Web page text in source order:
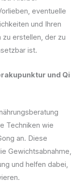
eventuelle
und Ihren
zu erstellen, der zu
ist.
und Qi
Techniken wie
an. Diese
Gewichtsabnahme,
und helfen dabei,